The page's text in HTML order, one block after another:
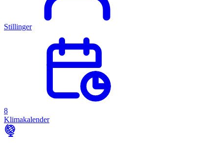
Stillinger
8
Klimakalender